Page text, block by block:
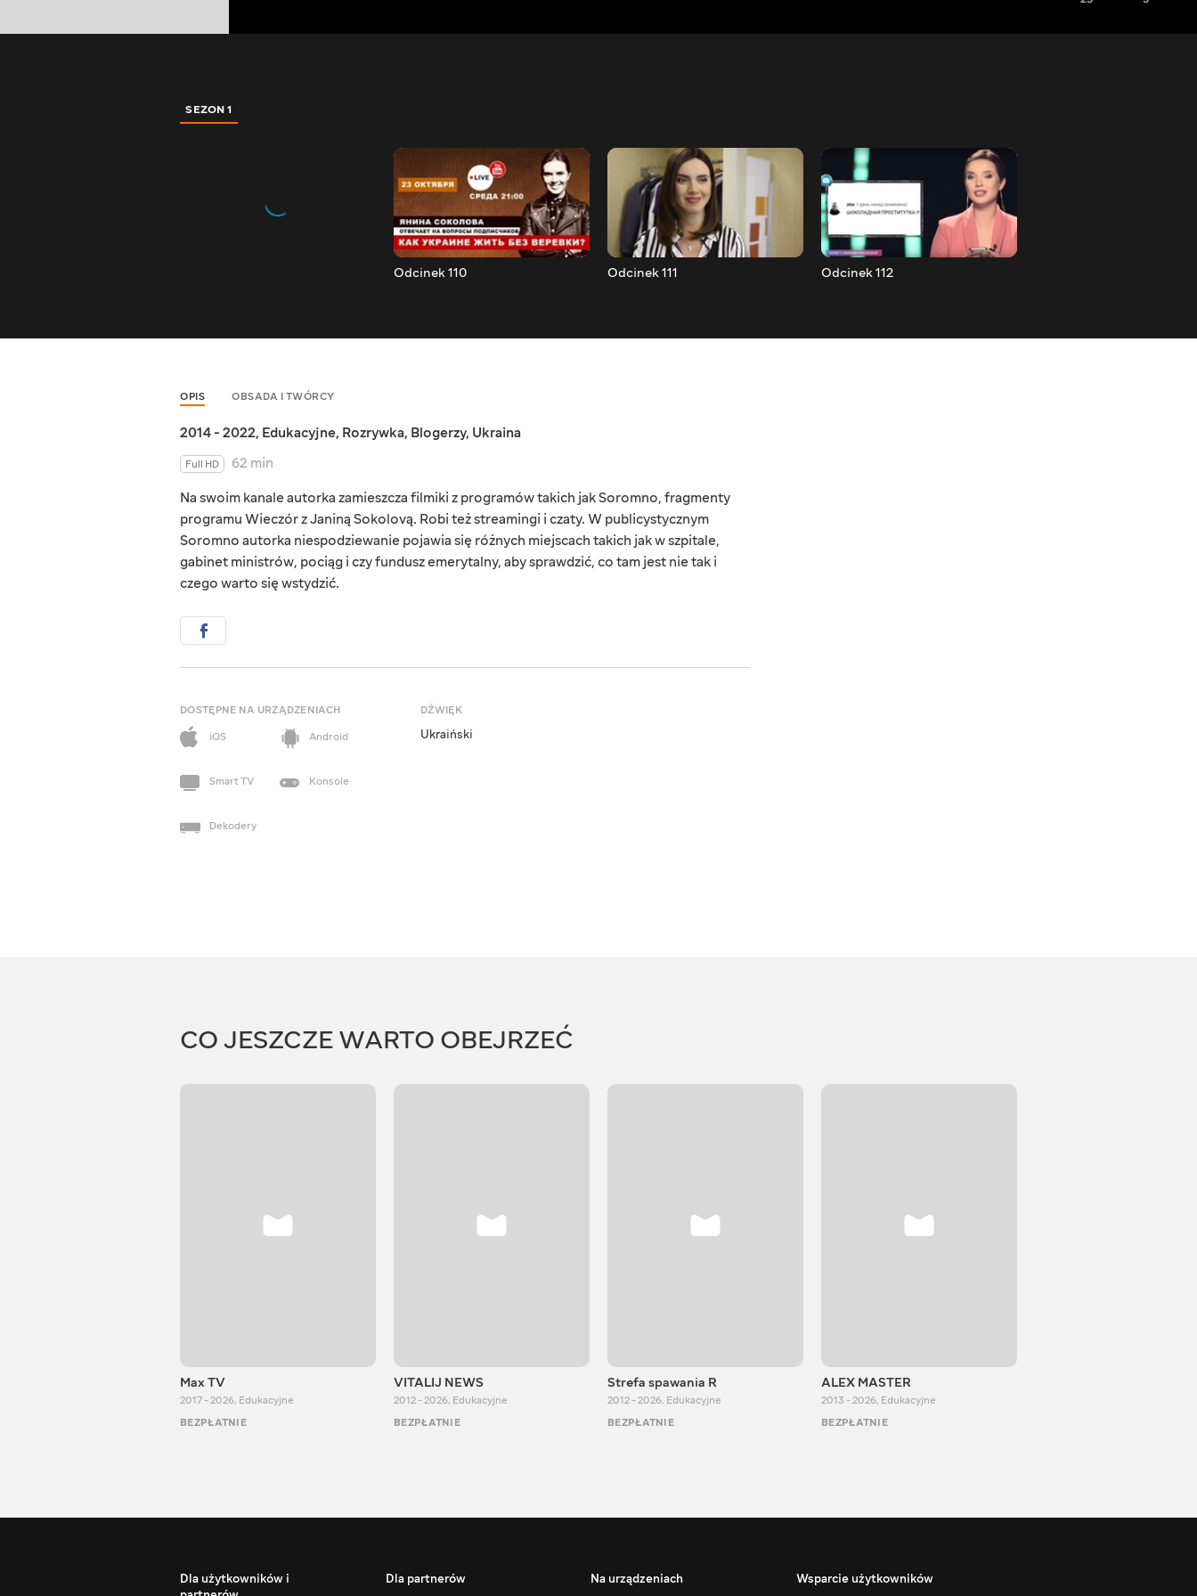
SEZON 1
Odcinek 110 Odcinek 111 Odcinek 112
OPIS OBSADA I TWÓRCY
2014 - 2022, Edukacyjne, Rozrywka, Blogerzy, Ukraina
Full HD
62 min
Na swoim kanale autorka zamieszcza filmiki z programów takich jak Soromno, fragmenty
programu Wieczór z Janiną Sokolovą. Robi też streamingi i czaty. W publicystycznym
Soromno autorka niespodziewanie pojawia się różnych miejscach takich jak w szpitale,
gabinet ministrów, pociąg i czy fundusz emerytalny, aby sprawdzić, co tam jest nie tak i
czego warto się wstydzić.
DOSTĘPNE NA URZĄDZENIACH
iOS
Android
Smart TV Konsole
Dekodery
DŹWIĘK
Ukraiński
CO JESZCZE WARTO OBEJRZEĆ
Max TV
2017 - 2026, Edukacyjne
BEZPŁATNIE
VITALIJ NEWS
2012 - 2026, Edukacyjne
BEZPŁATNIE
Strefa spawania R
2012 - 2026, Edukacyjne
BEZPŁATNIE
ALEX MASTER
2013 - 2026, Edukacyjne
BEZPŁATNIE
Dla użytkowników i
Dla partnerów Na urządzeniach Wsparcie użytkowników